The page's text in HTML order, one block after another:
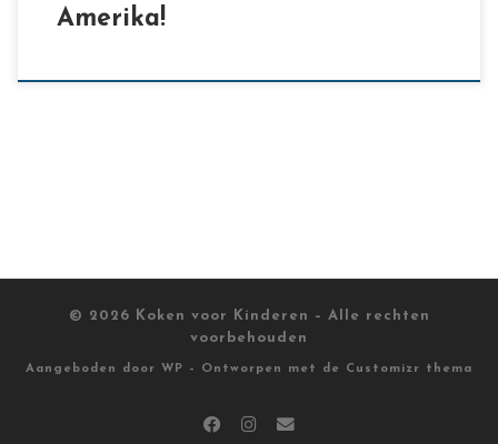
Amerika!
© 2026 Koken voor Kinderen
– Alle rechten
voorbehouden
Aangeboden door WP – Ontworpen met de Customizr thema